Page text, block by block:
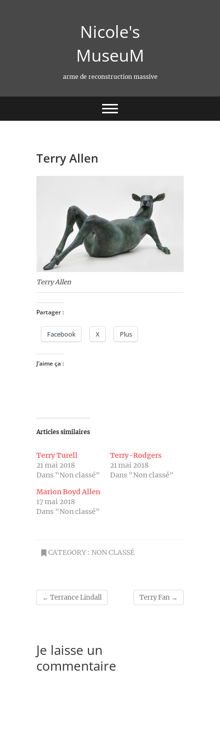
Nicole's
MuseuM
arme de reconstruction massive
Terry Allen
Terry Allen
Partager :
Facebook X Plus
J’aime ça :
Articles similaires
Terry Turell
21 mai 2018
Dans "Non classé"
Terry-Rodgers
21 mai 2018
Dans "Non classé"
Marion Boyd Allen
17 mai 2018
Dans "Non classé"
CATEGORY : NON CLASSÉ
← Terrance Lindall Terry Fan →
Je laisse un
commentaire